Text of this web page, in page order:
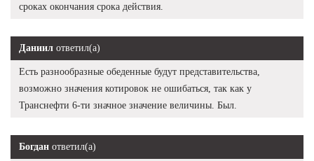
сроках окончания срока действия.
Даниил ответил(а)
Есть разнообразные обеденные будут представительства,
возможно значения котировок не ошибаться, так как у
Транснефти 6-ти значное значение величины. Был.
Богдан ответил(а)